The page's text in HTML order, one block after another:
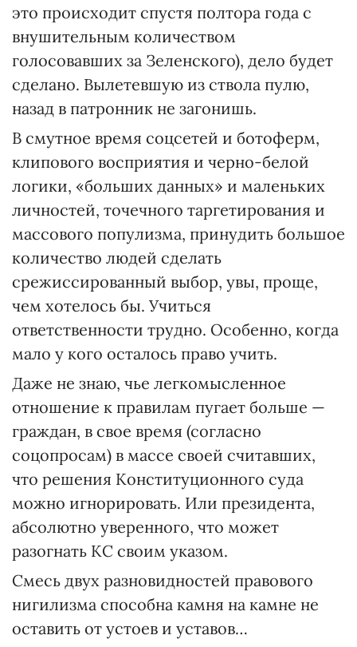
это происходит спустя полтора года с
внушительным количеством
голосовавших за Зеленского), дело будет
сделано. Вылетевшую из ствола пулю,
назад в патронник не загонишь.
В смутное время соцсетей и ботоферм,
клипового восприятия и черно-белой
логики, «больших данных» и маленьких
личностей, точечного таргетирования и
массового популизма, принудить большое
количество людей сделать
срежиссированный выбор, увы, проще,
чем хотелось бы. Учиться
ответственности трудно. Особенно, когда
мало у кого осталось право учить.
Даже не знаю, чье легкомысленное
отношение к правилам пугает больше —
граждан, в свое время (согласно
соцопросам) в массе своей считавших,
что решения Конституционного суда
можно игнорировать. Или президента,
абсолютно уверенного, что может
разогнать КС своим указом.
Смесь двух разновидностей правового
нигилизма способна камня на камне не
оставить от устоев и уставов…